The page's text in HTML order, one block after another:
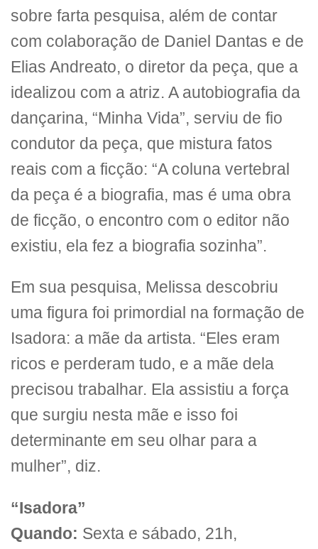
sobre farta pesquisa, além de contar
com colaboração de Daniel Dantas e de
Elias Andreato, o diretor da peça, que a
idealizou com a atriz. A autobiografia da
dançarina, “Minha Vida”, serviu de fio
condutor da peça, que mistura fatos
reais com a ficção: “A coluna vertebral
da peça é a biografia, mas é uma obra
de ficção, o encontro com o editor não
existiu, ela fez a biografia sozinha”.
Em sua pesquisa, Melissa descobriu
uma figura foi primordial na formação de
Isadora: a mãe da artista. “Eles eram
ricos e perderam tudo, e a mãe dela
precisou trabalhar. Ela assistiu a força
que surgiu nesta mãe e isso foi
determinante em seu olhar para a
mulher”, diz.
“Isadora”
Quando: Sexta e sábado, 21h,